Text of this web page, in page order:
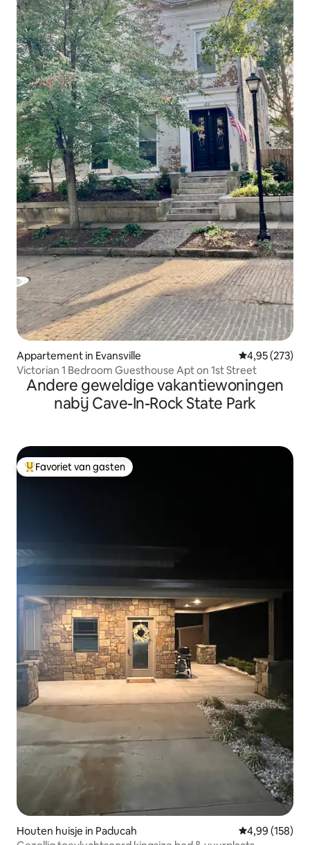
Appartement in Evansville Gemiddelde
4,95 (273)
Victorian 1 Bedroom Guesthouse Apt on 1st Street
Andere geweldige vakantiewoningen
nabij Cave-In-Rock State Park
Topfavoriet van gasten
Favoriet van gasten
Houten huisje in Paducah Gemiddelde
4,99 (158)